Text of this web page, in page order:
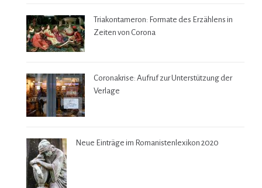
Triakontameron: Formate des Erzählens in
Zeiten von Corona
Coronakrise: Aufruf zur Unterstützung der
Verlage
Neue Einträge im Romanistenlexikon 2020